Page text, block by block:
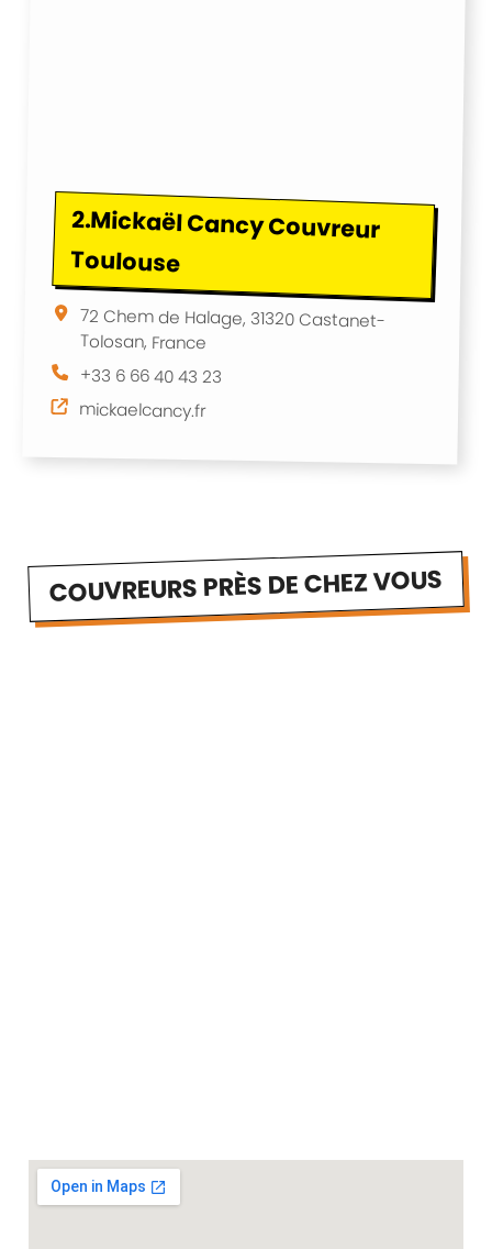
2.Mickaël Cancy Couvreur
Toulouse
72 Chem de Halage, 31320 Castanet-
Tolosan, France
+33 6 66 40 43 23
mickaelcancy.fr
COUVREURS PRÈS DE CHEZ VOUS